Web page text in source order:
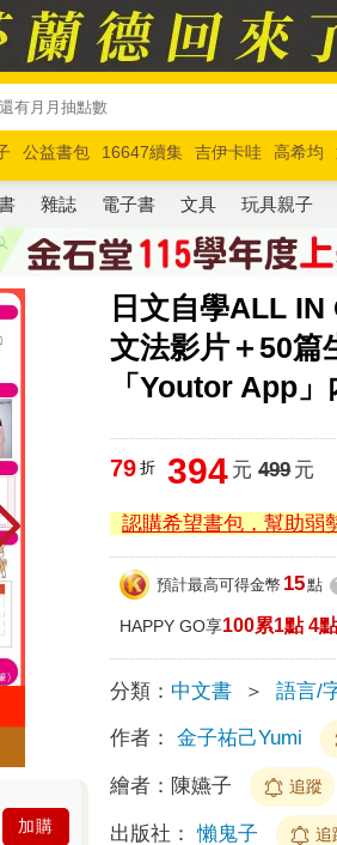
公益書包 16647續集 吉伊卡哇 高希均
馬斯克 玩具總動員5 超慢跑
雜誌 電子書 文具 玩具親子
日文自學ALL
文法影片＋50篇
「Youtor App
加購
79 折 394 元 499元
認購希望書包，幫助弱
預計最高可得金幣 15點
HAPPY GO享100累1點 4
分類： 中文書 ＞ 語言/
作者： 金子祐己Yumi
繪者： 陳嬿子 追蹤
出版社： 懶鬼子 追